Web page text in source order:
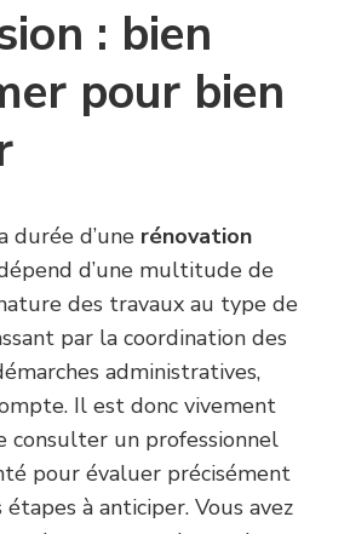
: bien
pour bien
durée d’une rénovation
d’une multitude de
des travaux au type de
par la coordination des
administratives,
Il est donc vivement
consulter un professionnel
pour évaluer précisément
à anticiper. Vous avez